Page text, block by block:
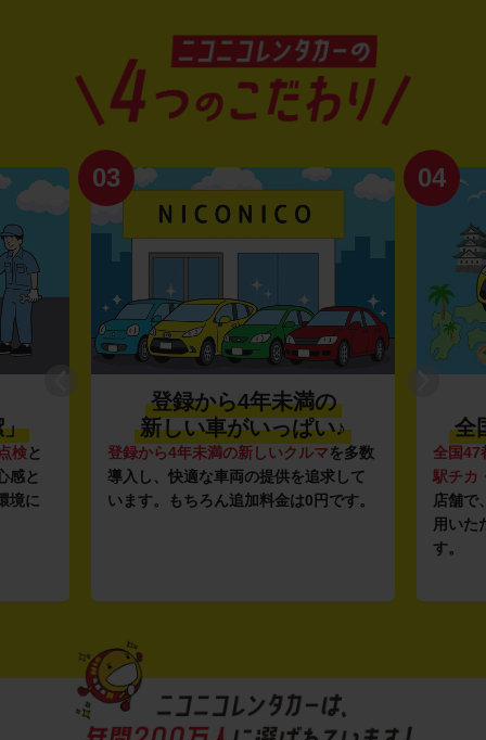
」
検と
感と
境に
03
登録から4年未満の
新しい車がいっぱい♪
登録から4年未満の新しいクルマを多数
導入し、快適な車両の提供を追求して
います。もちろん追加料金は0円です。
04
全
全国47
駅チカ
店舗で
用いた
す。